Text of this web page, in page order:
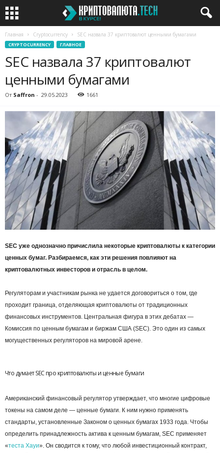
Главная Cryptocurrency SEC назвала 37 криптовалют ценными бумагами
CRYPTOCURRENCY ГЛАВНОЕ
SEC назвала 37 криптовалют
ценными бумагами
От Saffron - 29.05.2023 1661
SEC уже однозначно причислила некоторые криптовалюты к категории
ценных бумаг. Разбираемся, как эти решения повлияют на
криптовалютных инвесторов и отрасль в целом.
Регуляторам и участникам рынка не удается договориться о том, где
проходит граница, отделяющая криптовалюты от традиционных
финансовых инструментов. Центральная фигура в этих дебатах —
Комиссия по ценным бумагам и биржам США (SEC). Это один из самых
могущественных регуляторов на мировой арене.
Что думает SEC про криптовалюты и ценные бумаги
Американский финансовый регулятор утверждает, что многие цифровые
токены на самом деле — ценные бумаги. К ним нужно применять
стандарты, установленные Законом о ценных бумагах 1933 года. Чтобы
определить принадлежность актива к ценным бумагам, SEC применяет
«теста Хауи». Он сводится к тому, что любой инвестиционный контракт,